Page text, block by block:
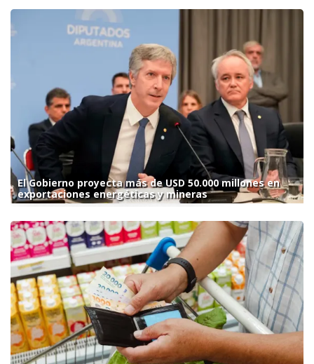
El Gobierno proyecta más de USD 50.000 millones en
exportaciones energéticas y mineras